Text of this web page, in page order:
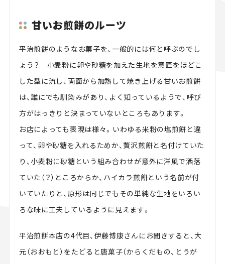
甘いお煎餅のルーツ
平治煎餅のようなお菓子を、一般的には何と呼ぶのでし
ょう？ 小麦粉に卵や砂糖を加えた生地を意匠をほどこ
した型に流し、両面から加熱して焼き上げる甘いお煎餅
は、誰にでも馴染みがあり、よく知っているようで、呼び
方がはっきりと決まっていないところもあります。
お店によっても表現は様々。いわゆる米粉の塩煎餅と違
って、卵や砂糖を入れるためか、贅沢煎餅と名付けていた
り、小麦粉に砂糖という組み合わせが意外に洋風で洒落
ていた（？）ところからか、ハイカラ煎餅という名前が付
いていたりと、原形は同じでもその単純な生地をいろい
ろな味に工夫しているように見えます。
平治煎餅本店の4代目、伊藤博康さんにお聞きすると、大
元（おおもと）をたどると唐菓子（からくだもの、とうが